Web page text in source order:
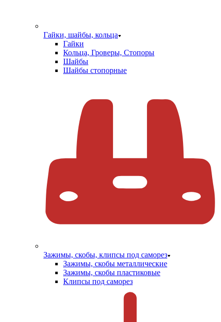
Гайки, шайбы, кольца
Гайки
Кольца, Гроверы, Стопоры
Шайбы
Шайбы стопорные
Зажимы, скобы, клипсы под саморез
Зажимы, скобы металлические
Зажимы, скобы пластиковые
Клипсы под саморез